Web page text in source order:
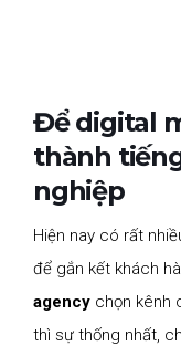
Để digital
thành
nghiệp
Hiện nay có rất
để gắn kết khách
agency chọn kênh
thì sự thống nhất,